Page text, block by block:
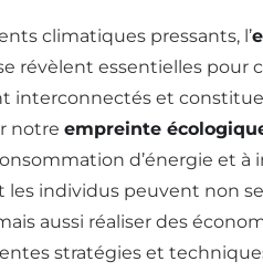
climatiques pressants, l’
révèlent essentielles pour
interconnectés et
notre empreinte
d’énergie et à
les individus peuvent non
aussi réaliser des
stratégies et